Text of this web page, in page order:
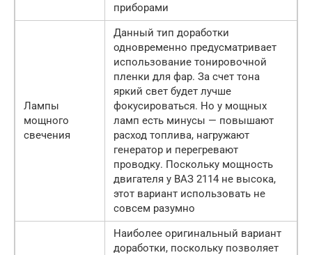
приборами
Лампы
мощного
свечения
Данный тип доработки
одновременно предусматривает
использование тонировочной
пленки для фар. За счет тона
яркий свет будет лучше
фокусироваться. Но у мощных
ламп есть минусы — повышают
расход топлива, нагружают
генератор и перегревают
проводку. Поскольку мощность
двигателя у ВАЗ 2114 не высока,
этот вариант использовать не
совсем разумно
Наиболее оригинальный вариант
доработки, поскольку позволяет